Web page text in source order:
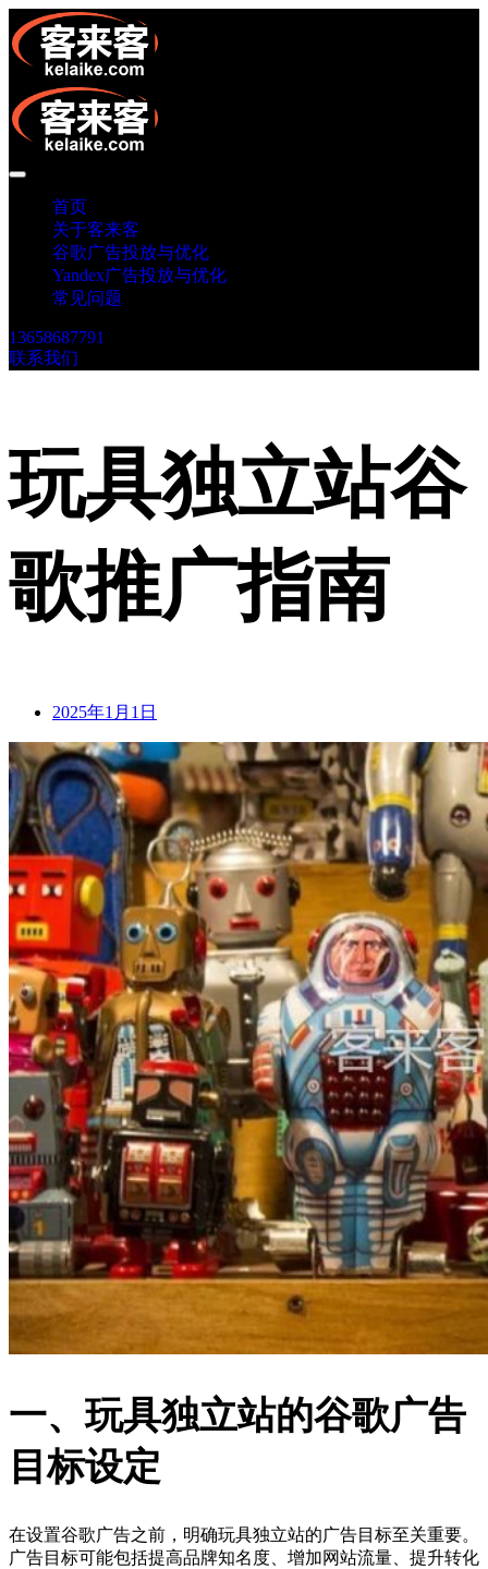
首页
关于客来客
谷歌广告投放与优化
Yandex广告投放与优化
常见问题
13658687791
联系我们
玩具独立站谷
歌推广指南
2025年1月1日
一、玩具独立站的谷歌广告
目标设定
在设置谷歌广告之前，明确玩具独立站的广告目标至关重要。
广告目标可能包括提高品牌知名度、增加网站流量、提升转化